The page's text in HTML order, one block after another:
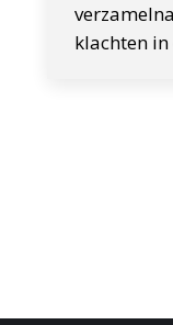
klachten